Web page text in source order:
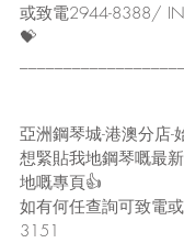
或致電2944-8388/
💝
亞洲鋼琴城-港澳分店-
想緊貼我地鋼琴嘅最
地嘅專頁👍
如有何任查詢可致電
3151